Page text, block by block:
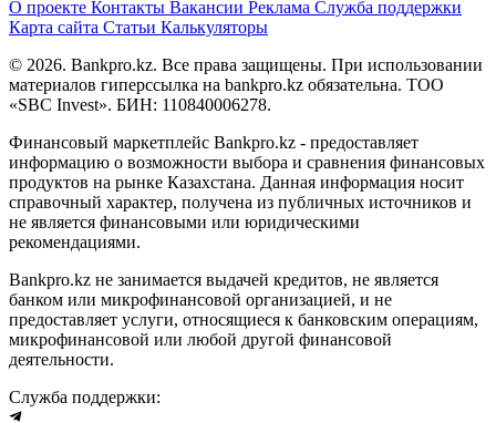
О проекте Контакты Вакансии Реклама Служба поддержки
Карта сайта Статьи Калькуляторы
© 2026. Bankpro.kz. Все права защищены. При использовании
материалов гиперссылка на bankpro.kz обязательна. ТОО
«SBC Invest». БИН: 110840006278.
Финансовый маркетплейс Bankpro.kz - предоставляет
информацию о возможности выбора и сравнения финансовых
продуктов на рынке Казахстана. Данная информация носит
справочный характер, получена из публичных источников и
не является финансовыми или юридическими
рекомендациями.
Bankpro.kz не занимается выдачей кредитов, не является
банком или микрофинансовой организацией, и не
предоставляет услуги, относящиеся к банковским операциям,
микрофинансовой или любой другой финансовой
деятельности.
Служба поддержки: